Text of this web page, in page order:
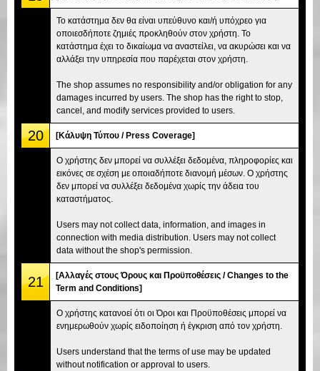
Το κατάστημα δεν θα είναι υπεύθυνο και/ή υπόχρεο για
οποιεσδήποτε ζημιές προκληθούν στον χρήστη. Το
κατάστημα έχει το δικαίωμα να αναστείλει, να ακυρώσει και να
αλλάξει την υπηρεσία που παρέχεται στον χρήστη.
The shop assumes no responsibility and/or obligation for any
damages incurred by users. The shop has the right to stop,
cancel, and modify services provided to users.
20 [Κάλυψη Τύπου / Press Coverage]
Ο χρήστης δεν μπορεί να συλλέξει δεδομένα, πληροφορίες και
εικόνες σε σχέση με οποιαδήποτε διανομή μέσων. Ο χρήστης
δεν μπορεί να συλλέξει δεδομένα χωρίς την άδεια του
καταστήματος.
Users may not collect data, information, and images in
connection with media distribution. Users may not collect
data without the shop's permission.
21
[Αλλαγές στους Όρους και Προϋποθέσεις / Changes to the
Term and Conditions]
Ο χρήστης κατανοεί ότι οι Όροι και Προϋποθέσεις μπορεί να
ενημερωθούν χωρίς ειδοποίηση ή έγκριση από τον χρήστη.
Users understand that the terms of use may be updated
without notification or approval to users.